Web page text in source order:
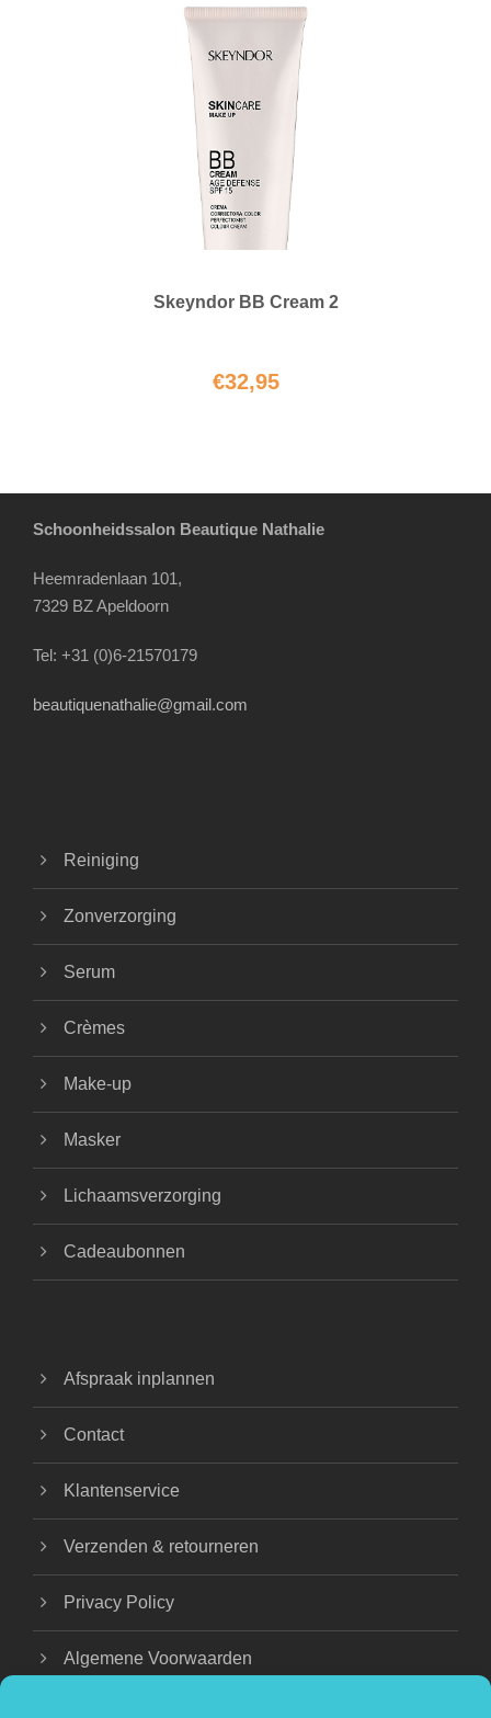
Skeyndor BB Cream 2
€32,95
Schoonheidssalon Beautique Nathalie
Heemradenlaan 101,
7329 BZ Apeldoorn
Tel: +31 (0)6-21570179
beautiquenathalie@gmail.com
Reiniging
Zonverzorging
Serum
Crèmes
Make-up
Masker
Lichaamsverzorging
Cadeaubonnen
Afspraak inplannen
Contact
Klantenservice
Verzenden & retourneren
Privacy Policy
Algemene Voorwaarden